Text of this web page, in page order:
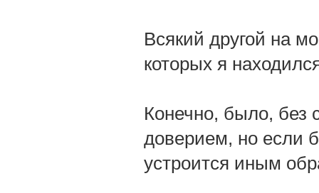
Всякий другой на
которых я
Конечно, было, без
доверием, но если
устроится иным